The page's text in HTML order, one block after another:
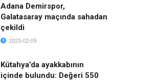
Adana Demirspor,
Galatasaray maçında sahadan
çekildi
2025-02-09
Kütahya’da ayakkabının
içinde bulundu: Değeri 550